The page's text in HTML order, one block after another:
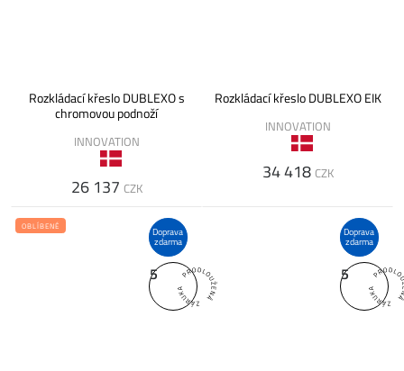
Rozkládací křeslo DUBLEXO s
chromovou podnoží
INNOVATION
26 137 CZK
Rozkládací křeslo DUBLEXO EIK
INNOVATION
34 418 CZK
Doprava
zdarma
5
OBLÍBENÉ Doprava
zdarma
5